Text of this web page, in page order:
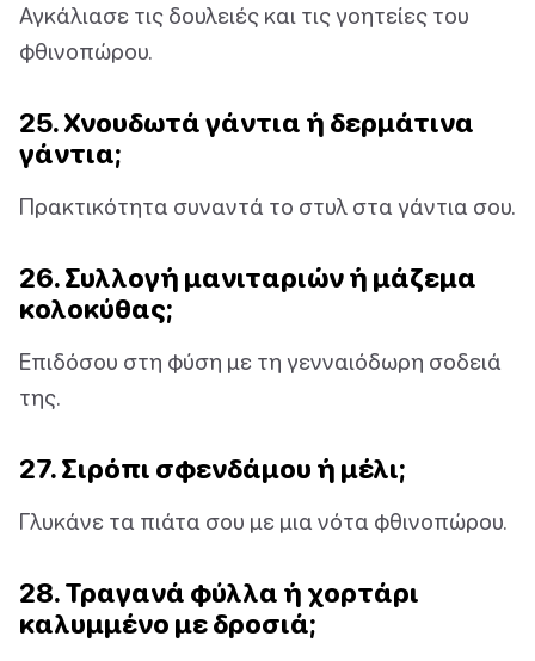
Αγκάλιασε τις δουλειές και τις γοητείες του
φθινοπώρου.
25. Χνουδωτά γάντια ή δερμάτινα
γάντια;
Πρακτικότητα συναντά το στυλ στα γάντια σου.
26. Συλλογή μανιταριών ή μάζεμα
κολοκύθας;
Επιδόσου στη φύση με τη γενναιόδωρη σοδειά
της.
27. Σιρόπι σφενδάμου ή μέλι;
Γλυκάνε τα πιάτα σου με μια νότα φθινοπώρου.
28. Τραγανά φύλλα ή χορτάρι
καλυμμένο με δροσιά;